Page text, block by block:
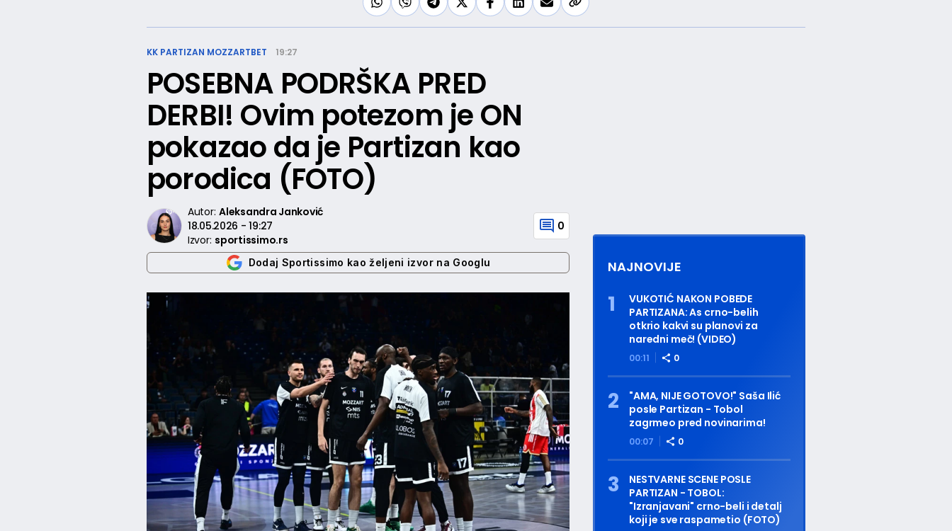
KK PARTIZAN MOZZARTBET 19:27
POSEBNA PODRŠKA PRED
DERBI! Ovim potezom je ON
pokazao da je Partizan kao
porodica (FOTO)
Autor: Aleksandra Janković
18.05.2026 - 19:27
Izvor: sportissimo.rs
0
Dodaj Sportissimo kao željeni izvor na Googlu NAJNOVIJE
00:11 0
VUKOTIĆ NAKON POBEDE
PARTIZANA: As crno-belih
otkrio kakvi su planovi za
naredni meč! (VIDEO)
00:07 0
"AMA, NIJE GOTOVO!" Saša Ilić
posle Partizan - Tobol
zagrmeo pred novinarima!
NESTVARNE SCENE POSLE
PARTIZAN - TOBOL:
"Izranjavani" crno-beli i detalj
koji je sve raspametio (FOTO)